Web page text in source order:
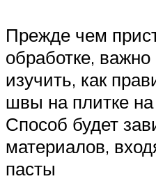
Прежде чем
обработке,
изучить, как
швы на плитке
Способ будет
материалов,
пасты